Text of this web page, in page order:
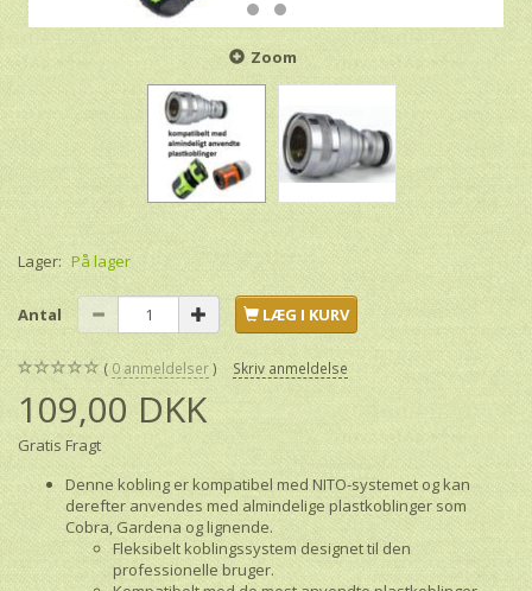
Zoom
Lager: På lager
Antal LÆG I KURV
0 anmeldelser Skriv anmeldelse
109,00 DKK
Gratis Fragt
Denne kobling er kompatibel med NITO-systemet og kan
derefter anvendes med almindelige plastkoblinger som
Cobra, Gardena og lignende.
Fleksibelt koblingssystem designet til den
professionelle bruger.